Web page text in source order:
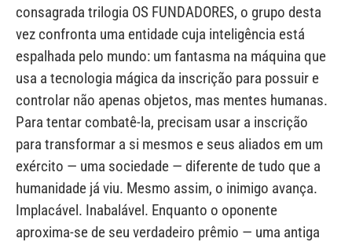
consagrada trilogia OS FUNDADORES, o grupo desta
vez confronta uma entidade cuja inteligência está
espalhada pelo mundo: um fantasma na máquina que
usa a tecnologia mágica da inscrição para possuir e
controlar não apenas objetos, mas mentes humanas.
Para tentar combatê-la, precisam usar a inscrição
para transformar a si mesmos e seus aliados em um
exército — uma sociedade — diferente de tudo que a
humanidade já viu. Mesmo assim, o inimigo avança.
Implacável. Inabalável. Enquanto o oponente
aproxima-se de seu verdadeiro prêmio — uma antiga